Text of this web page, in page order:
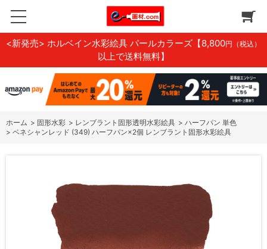
<新発売> ホルベイン水彩絵具 パールカラーズ 【8,800円（税込）
以上で送料無料】
ホーム > 固形水彩 > レンブラント固形透明水彩絵具 > ハーフパン 単色
> ベネシャンレッド (349) ハーフパン×2個 レンブラント固形水彩絵具